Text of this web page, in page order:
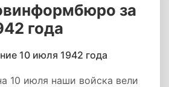
за
года
10 июля 1942 года
10 июля наши войска вели